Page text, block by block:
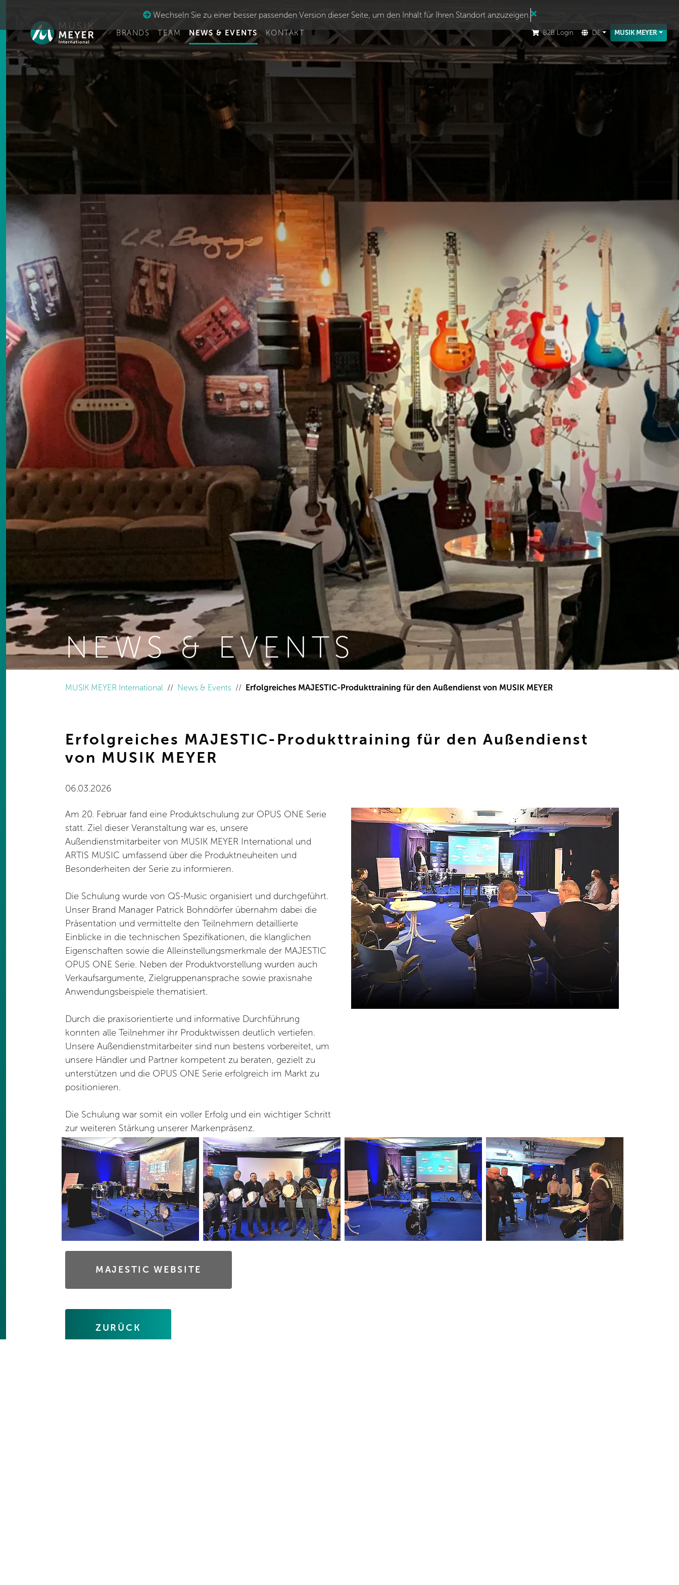
Wechseln Sie zu einer besser passenden Version dieser Seite, um den Inhalt für Ihren Standort anzuzeigen.
BRANDS TEAM NEWS & EVENTS KONTAKT B2B Login DE MUSIK MEYER
NEWS & EVENTS
MUSIK MEYER International
News & Events Erfolgreiches MAJESTIC-Produkttraining für den Außendienst von MUSIK MEYER
Erfolgreiches MAJESTIC-Produkttraining für den Außendienst
von MUSIK MEYER
06.03.2026
Am 20. Februar fand eine Produktschulung zur OPUS ONE Serie
statt. Ziel dieser Veranstaltung war es, unsere
Außendienstmitarbeiter von MUSIK MEYER International und
ARTIS MUSIC umfassend über die Produktneuheiten und
Besonderheiten der Serie zu informieren.
Die Schulung wurde von QS-Music organisiert und durchgeführt.
Unser Brand Manager Patrick Bohndörfer übernahm dabei die
Präsentation und vermittelte den Teilnehmern detaillierte
Einblicke in die technischen Spezifikationen, die klanglichen
Eigenschaften sowie die Alleinstellungsmerkmale der MAJESTIC
OPUS ONE Serie. Neben der Produktvorstellung wurden auch
Verkaufsargumente, Zielgruppenansprache sowie praxisnahe
Anwendungsbeispiele thematisiert.
Durch die praxisorientierte und informative Durchführung
konnten alle Teilnehmer ihr Produktwissen deutlich vertiefen.
Unsere Außendienstmitarbeiter sind nun bestens vorbereitet, um
unsere Händler und Partner kompetent zu beraten, gezielt zu
unterstützen und die OPUS ONE Serie erfolgreich im Markt zu
positionieren.
Die Schulung war somit ein voller Erfolg und ein wichtiger Schritt
zur weiteren Stärkung unserer Markenpräsenz.
MAJESTIC WEBSITE
ZURÜCK